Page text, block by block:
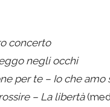
concerto
negli occhi
per te – Io che amo
– La libertà